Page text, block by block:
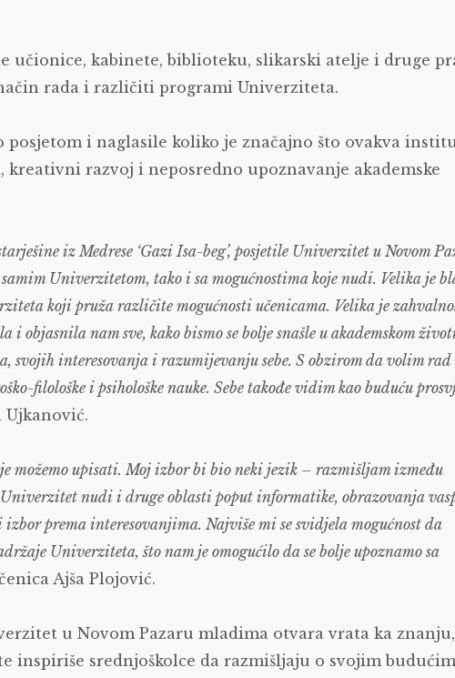
učionice, kabinete, biblioteku, slikarski atelje i druge
rada i različiti programi Univerziteta.
posjetom i naglasile koliko je značajno što ovakva
razvoj i neposredno upoznavanje akademske
iz Medrese ‘Gazi Isa-beg’, posjetile Univerzitet u Novom
Univerzitetom, tako i sa mogućnostima koje nudi. Velika je
koji pruža različite mogućnosti učenicama. Velika je
objasnila nam sve, kako bismo se bolje snašle u akademskom
svojih interesovanja i razumijevanju sebe. S obzirom da volim rad
filološke i psihološke nauke. Sebe takođe vidim kao buduću
Ujkanović.
možemo upisati. Moj izbor bi bio neki jezik – razmišljam između
Univerzitet nudi i druge oblasti poput informatike, obrazovanja
izbor prema interesovanjima. Najviše mi se svidjela mogućnost da
Univerziteta, što nam je omogućilo da se bolje upoznamo sa
Ajša Plojović.
u Novom Pazaru mladima otvara vrata ka znanju,
inspiriše srednjoškolce da razmišljaju o svojim budućim